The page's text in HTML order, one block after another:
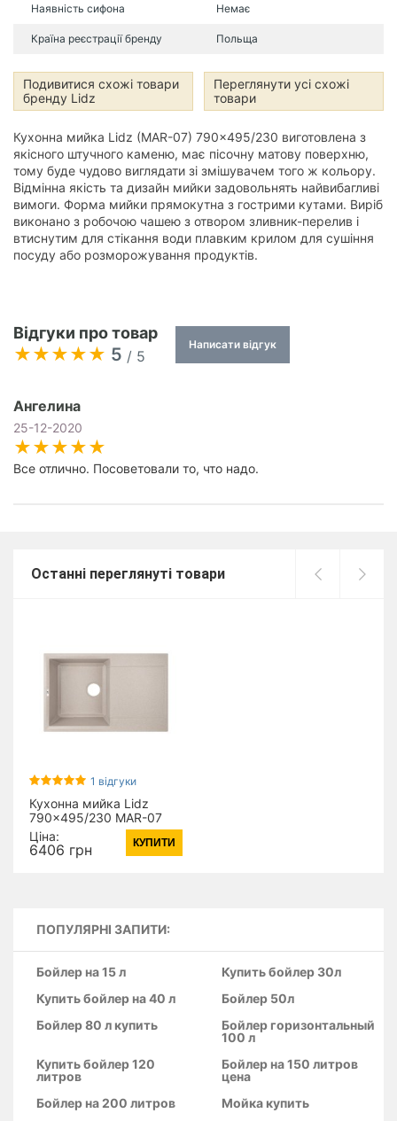
Наявність сифона Немає
Країна реєстрації бренду Польща
Подивитися схожі товари
бренду Lidz
Переглянути усі схожі
товари
Кухонна мийка Lidz (MAR-07) 790x495/230 виготовлена з
якісного штучного каменю, має пісочну матову поверхню,
тому буде чудово виглядати зі змішувачем того ж кольору.
Відмінна якість та дизайн мийки задовольнять найвибагливі
вимоги. Форма мийки прямокутна з гострими кутами. Виріб
виконано з робочою чашею з отвором зливник-перелив і
втиснутим для стікання води плавким крилом для сушіння
посуду або розморожування продуктів.
Відгуки про товар
5 / 5
Написати відгук
Ангелина
25-12-2020
Все отлично. Посоветовали то, что надо.
Останні переглянуті товари
1 відгуки
Кухонна мийка Lidz
790x495/230 MAR-07
(LIDZMAR07790495230)
Ціна:
6406 грн КУПИТИ
ПОПУЛЯРНІ ЗАПИТИ:
Бойлер на 15 л
Купить бойлер 30л
Купить бойлер на 40 л
Бойлер 50л
Бойлер 80 л купить
Бойлер горизонтальный
100 л
Купить бойлер 120
литров
Бойлер на 150 литров
цена
Бойлер на 200 литров
Мойка купить